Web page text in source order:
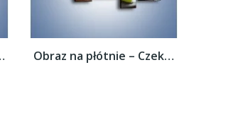
praliny z... Obraz na płótnie – Czekoladowe praliny z...